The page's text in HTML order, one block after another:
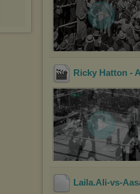
Ricky Hatton -
Laila.Ali-vs-